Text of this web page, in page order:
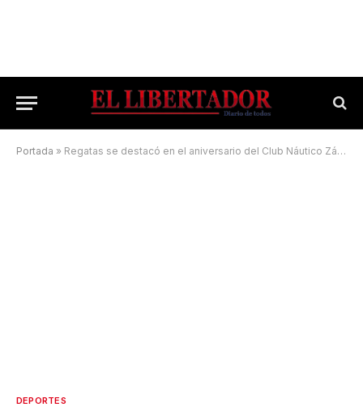
Portada » Regatas se destacó en el aniversario del Club Náutico Zárate
DEPORTES